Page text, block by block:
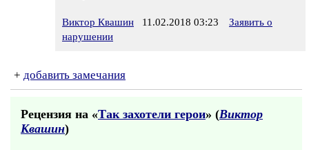
Виктор Квашин 11.02.2018 03:23
Заявить о
нарушении
+ добавить замечания
Рецензия на «Так захотели герои» (Виктор
Квашин)